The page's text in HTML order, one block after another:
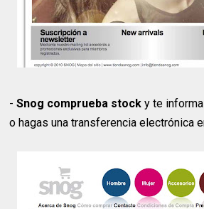
-Snog comprueba stock y te
o hagas una transferencia electrónica